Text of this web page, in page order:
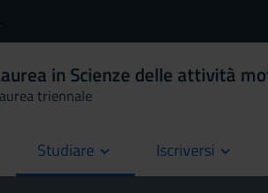
in Scienze delle attività
triennale
Studiare Iscriversi